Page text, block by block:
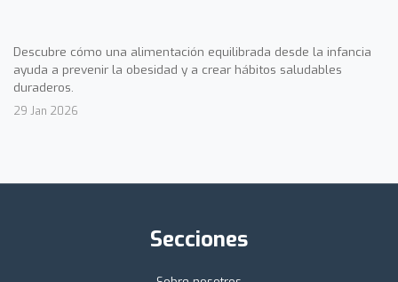
Descubre cómo una alimentación equilibrada desde la infancia
ayuda a prevenir la obesidad y a crear hábitos saludables
duraderos.
29 Jan 2026
Secciones